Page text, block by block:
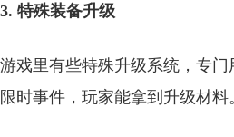
3. 特殊装备升级
游戏里有些特殊升级系统，专
限时事件，玩家能拿到升级材